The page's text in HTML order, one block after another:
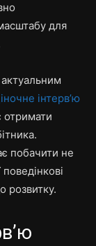
для
актуальним
інтерв’ю
отримати
побачити не
розвитку.